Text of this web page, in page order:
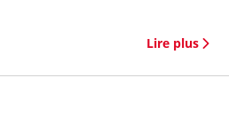
Lire plus